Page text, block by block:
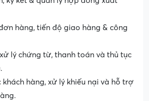
hàng, tiến độ giao hàng & công
lý chứng từ, thanh toán và thủ tục
khách hàng, xử lý khiếu nại và hỗ trợ